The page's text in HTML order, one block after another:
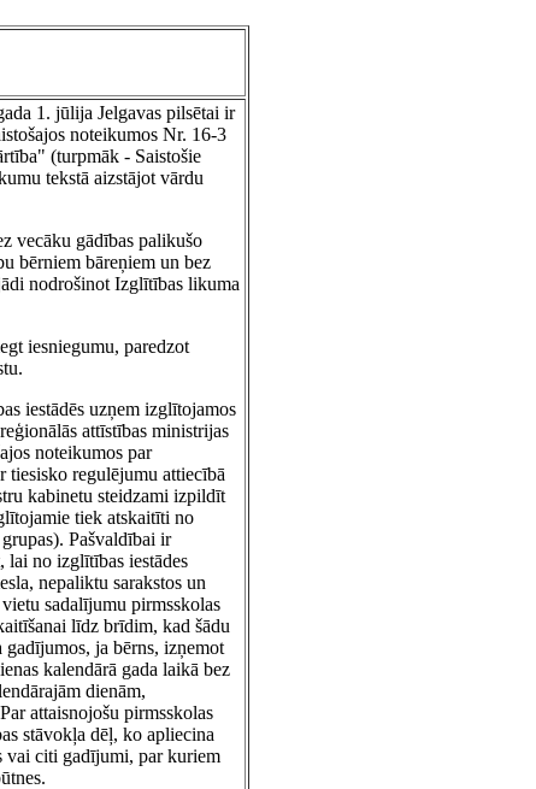
1. jūlija Jelgavas pilsētai ir
noteikumos Nr. 16-3
(turpmāk - Saistošie
tekstā aizstājot vārdu
vecāku gādības palikušo
bērniem bāreņiem un bez
nodrošinot Izglītības likuma
iesniegumu, paredzot
iestādēs uzņem izglītojamos
attīstības ministrijas
noteikumos par
tiesisko regulējumu attiecībā
kabinetu steidzami izpildīt
tiek atskaitīti no
Pašvaldībai ir
lai no izglītības iestādes
nepaliktu sarakstos un
sadalījumu pirmsskolas
līdz brīdim, kad šādu
ja bērns, izņemot
kalendārā gada laikā bez
dienām,
attaisnojošu pirmsskolas
stāvokļa dēļ, ko apliecina
vai citi gadījumi, par kuriem